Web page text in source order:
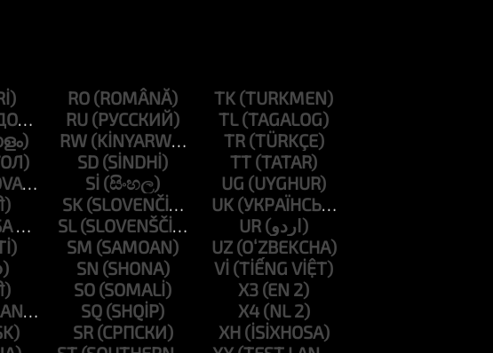
RO
RU
RW
SD
SI
SK
SL
SM
SN
SO
SQ
SR
TK
TL
TR
TT
UG
UK
UR
UZ
VI
X3
X4
XH